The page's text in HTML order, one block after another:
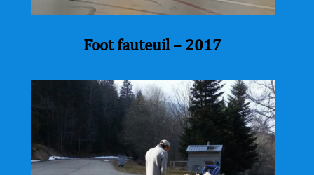
Foot fauteuil – 2017